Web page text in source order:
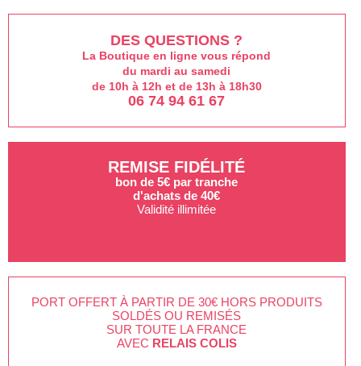
DES QUESTIONS ?
La Boutique en ligne vous répond
du mardi au samedi
de 10h à 12h et de 13h à 18h30
06 74 94 61 67
REMISE FIDÉLITÉ
bon de 5€ par tranche
d'achats de 40€
Validité illimitée
PORT OFFERT À PARTIR DE 30€ HORS PRODUITS
SOLDÉS OU REMISÉS
SUR TOUTE LA FRANCE
AVEC RELAIS COLIS